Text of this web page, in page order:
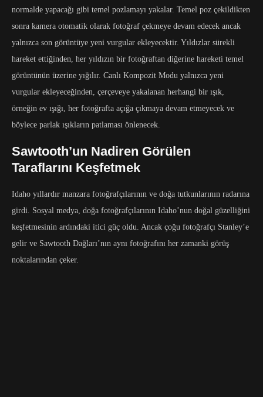
normalde yapacağı gibi temel pozlamayı yakalar. Temel poz çekildikten
sonra kamera otomatik olarak fotoğraf çekmeye devam edecek ancak
yalnızca son görüntüye yeni vurgular ekleyecektir. Yıldızlar sürekli
hareket ettiğinden, her yıldızın bir fotoğraftan diğerine hareketi temel
görüntünün üzerine yığılır. Canlı Kompozit Modu yalnızca yeni
vurgular ekleyeceğinden, çerçeveye yakalanan herhangi bir ışık,
örneğin ev ışığı, her fotoğrafta açığa çıkmaya devam etmeyecek ve
böylece parlak ışıkların patlaması önlenecek.
Sawtooth’un Nadiren Görülen
Taraflarını Keşfetmek
Idaho yıllardır manzara fotoğrafçılarının ve doğa tutkunlarının radarına
girdi. Sosyal medya, doğa fotoğrafçılarının Idaho’nun doğal güzelliğini
keşfetmesinin ardındaki itici güç oldu. Ancak çoğu fotoğrafçı Stanley’e
gelir ve Sawtooth Dağları’nın aynı fotoğrafını her zamanki görüş
noktalarından çeker.